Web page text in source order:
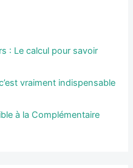
: Le calcul pour savoir
vraiment indispensable
à la Complémentaire